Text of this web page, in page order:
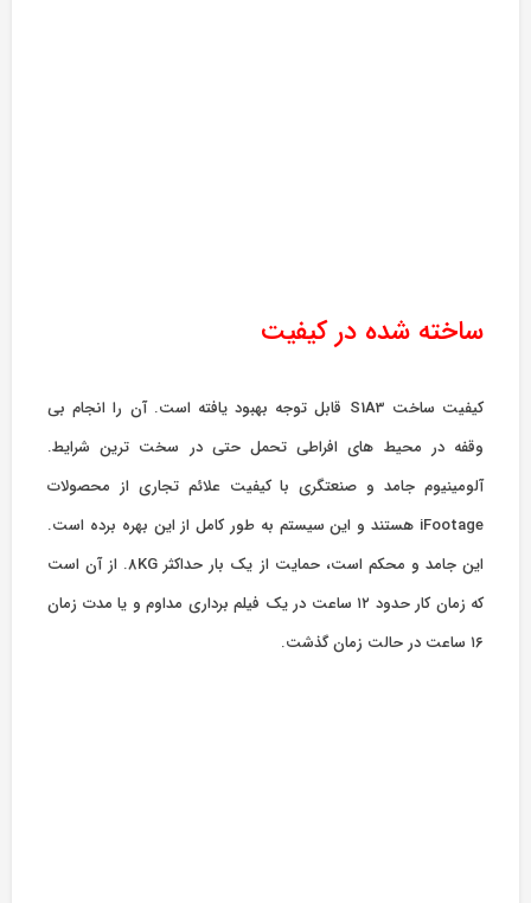
ساخته شده در کیفیت
کیفیت ساخت S1A3 قابل توجه بهبود یافته است. آن را انجام بی
وقفه در محیط های افراطی تحمل حتی در سخت ترین شرایط.
آلومینیوم جامد و صنعتگری با کیفیت علائم تجاری از محصولات
iFootage هستند و این سیستم به طور کامل از این بهره برده است.
این جامد و محکم است، حمایت از یک بار حداکثر 8KG. از آن است
که زمان کار حدود ۱۲ ساعت در یک فیلم برداری مداوم و یا مدت زمان
۱۶ ساعت در حالت زمان گذشت.